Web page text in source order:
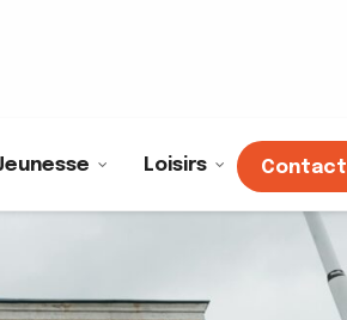
Loisirs Contact